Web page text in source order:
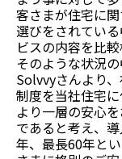
客さまが住宅に
選びをされてい
ビスの内容を比
そのような状況
Solvvyさんより
制度を当社住宅
より一層の安心
であると考え、
年、最長60年と